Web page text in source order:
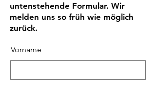
untenstehende Formular. Wir
melden uns so früh wie möglich
zurück.
Vorname